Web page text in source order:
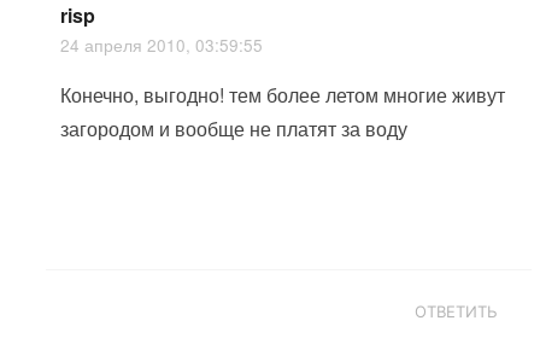
risp
24 апреля 2010, 03:59:55
Конечно, выгодно! тем более летом многие живут
загородом и вообще не платят за воду
ОТВЕТИТЬ